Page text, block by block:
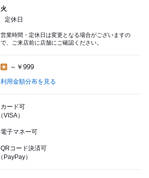
火
定休日
営業時間・定休日は変更となる場合がございますの
で、ご来店前に店舗にご確認ください。
～￥999
利用金額分布を見る
カード可
（VISA）
電子マネー可
QRコード決済可
（PayPay）